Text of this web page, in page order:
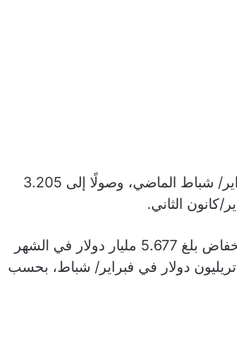
تراجعًا كبيرًا في فبراير/ شباط الماضي، وصولًا إلى 3.205
بانخفاض بلغ 5.677 مليار دولار في الشهر
الماضي، وكان محللون توقعوا احتياطيات قدرها 3.200 تريليون دولار في فبراير/ شباط، بحسب